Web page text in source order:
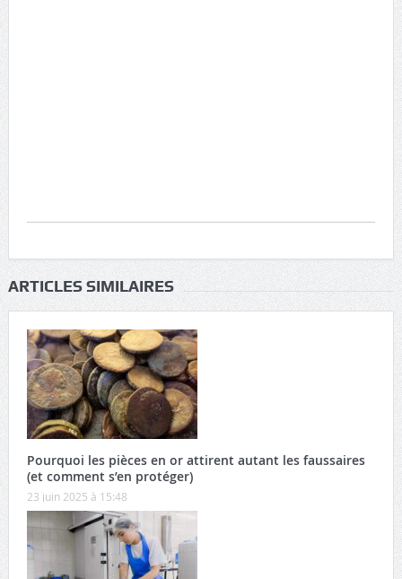
ARTICLES SIMILAIRES
Pourquoi les pièces en or attirent autant les faussaires
(et comment s’en protéger)
23 juin 2025 à 15:48